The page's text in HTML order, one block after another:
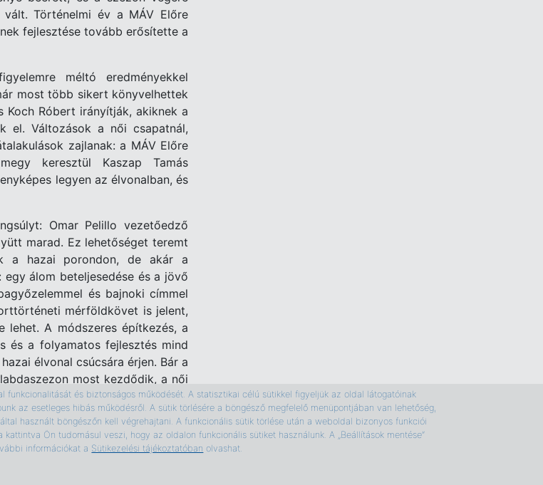
vált. Történelmi év a MÁV Előre
fejlesztése tovább erősítette a
méltó eredményekkel
most több sikert könyvelhettek
Koch Róbert irányítják, akiknek a
el. Változások a női csapatnál,
zajlanak: a MÁV Előre
keresztül Kaszap Tamás
legyen az élvonalban, és
Omar Pelillo vezetőedző
marad. Ez lehetőséget teremt
a hazai porondon, de akár a
álom beteljesedése és a jövő
és bajnoki címmel
mérföldkövet is jelent,
lehet. A módszeres építkezés, a
és a folyamatos fejlesztés mind
élvonal csúcsára érjen. Bár a
most kezdődik, a női
évben is ott legyenek a
és biztonságos működését. A statisztikai célú sütikkel figyeljük az oldal látogatóinak
az esetleges hibás működésről. A sütik törlésére a böngésző megfelelő menüpontjában van lehetőség,
használt böngészőn kell végrehajtani. A funkcionális sütik törlése után a weboldal bizonyos funkciói
Ön tudomásul veszi, hogy az oldalon funkcionális sütiket használunk. A „Beállítások mentése”
információkat a Sütikezelési tájékoztatóban olvashat.